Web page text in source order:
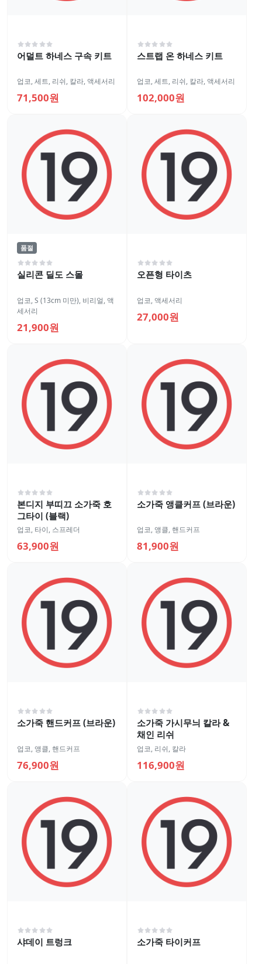
어덜트 하네스 구속 키트
업코,세트, 리쉬, 칼라,액세서리
71,500원
스트랩 온 하네스 키트
업코,세트, 리쉬, 칼라,액세서리
102,000원
품절
실리콘 딜도 스몰
업코,S (13cm 미만), 비리얼,액
세서리
21,900원
오픈형 타이츠
업코,액세서리
27,000원
본디지 부띠끄 소가죽 호
그타이 (블랙)
업코, 타이, 스프레더
63,900원
소가죽 앵클커프 (브라운)
업코,앵클, 핸드커프
81,900원
소가죽 핸드커프 (브라운)
업코,앵클, 핸드커프
76,900원
소가죽 가시무늬 칼라 &
채인 리쉬
업코, 리쉬, 칼라
116,900원
샤데이 트렁크 소가죽 타이커프